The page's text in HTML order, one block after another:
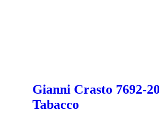
Gianni Crasto 7692-
Tabacco